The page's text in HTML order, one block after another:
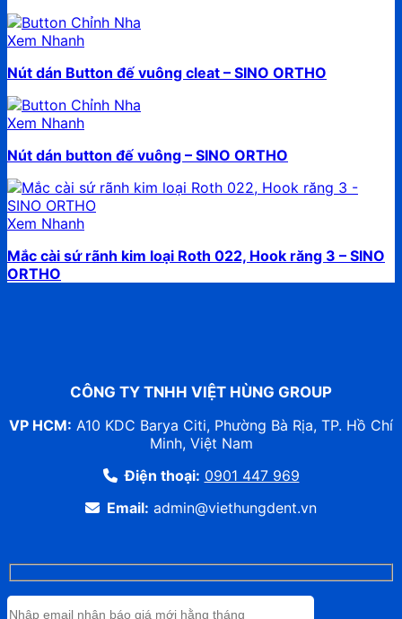
Xem Nhanh
Nút dán Button đế vuông cleat – SINO ORTHO
Xem Nhanh
Nút dán button đế vuông – SINO ORTHO
Xem Nhanh
Mắc cài sứ rãnh kim loại Roth 022, Hook răng 3 – SINO
ORTHO
CÔNG TY TNHH VIỆT HÙNG GROUP
VP HCM: A10 KDC Barya Citi, Phường Bà Rịa, TP. Hồ Chí
Minh, Việt Nam
Điện thoại: 0901 447 969
Email: admin@viethungdent.vn